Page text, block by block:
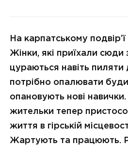
На карпатському
Жінки, які приїхали сюди
цураються навіть
потрібно опалювати
опановують нові
жительки тепер
життя в гірській
Жартують та працюють.